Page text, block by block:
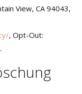
View, CA 94043,
, Opt-Out:
.